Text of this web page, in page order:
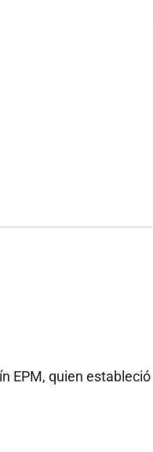
EPM, quien estableció